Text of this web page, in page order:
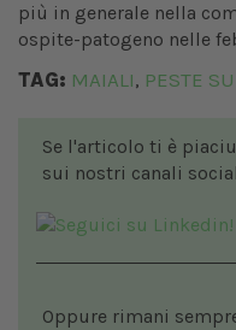
più in generale nella
ospite-patogeno nelle
TAG: MAIALI, PESTE
Se l'articolo ti è
sui nostri canali
Oppure rimani